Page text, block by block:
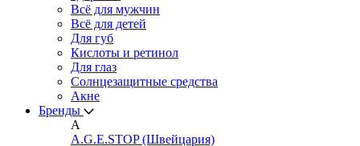
Всё для мужчин
Всё для детей
Для губ
Кислоты и ретинол
Для глаз
Cолнцезащитные средства
Акне
Бренды
A
A.G.E.STOP (Швейцария)